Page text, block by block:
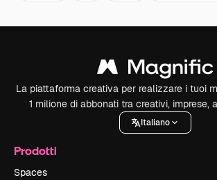
La piattaforma creativa per realizzare i tuoi
1 milione di abbonati tra creativi, imprese,
Italiano
Prodotti
Spaces